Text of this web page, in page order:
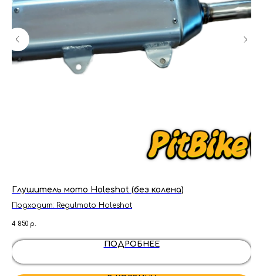
Глушитель мото Holeshot (без колена)
Подходит: Regulmoto Holeshot
4 850 р.
ПОДРОБНЕЕ